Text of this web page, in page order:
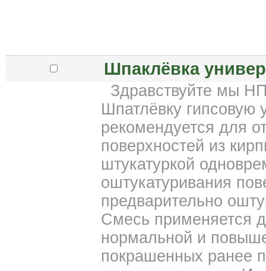
Шпаклёвка
Здравствуйте мы
Шпатлёвку гипсовую
рекомендуется для
поверхностей из
штукатуркой
оштукатуривания
предварительно
Смесь применяется
нормальной и
покрашенных ранее